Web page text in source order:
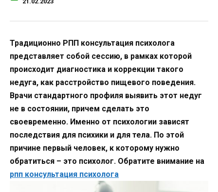
Традиционно РПП консультация психолога
представляет собой сессию, в рамках которой
происходит диагностика и коррекции такого
недуга, как расстройство пищевого поведения.
Врачи стандартного профиля выявить этот недуг
не в состоянии, причем сделать это
своевременно. Именно от психологии зависят
последствия для психики и для тела. По этой
причине первый человек, к которому нужно
обратиться – это психолог. Обратите внимание на
рпп консультация психолога